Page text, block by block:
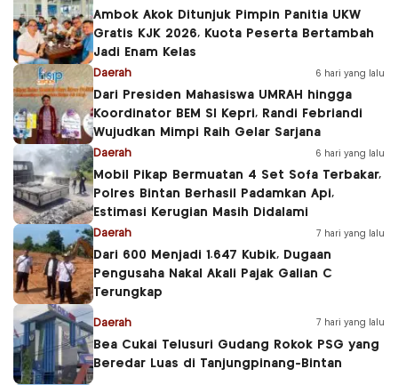
Ambok Akok Ditunjuk Pimpin Panitia UKW
Gratis KJK 2026, Kuota Peserta Bertambah
Jadi Enam Kelas
Daerah 6 hari yang lalu
Dari Presiden Mahasiswa UMRAH hingga
Koordinator BEM SI Kepri, Randi Febriandi
Wujudkan Mimpi Raih Gelar Sarjana
Daerah 6 hari yang lalu
Mobil Pikap Bermuatan 4 Set Sofa Terbakar,
Polres Bintan Berhasil Padamkan Api,
Estimasi Kerugian Masih Didalami
Daerah 7 hari yang lalu
Dari 600 Menjadi 1.647 Kubik, Dugaan
Pengusaha Nakal Akali Pajak Galian C
Terungkap
Daerah 7 hari yang lalu
Bea Cukai Telusuri Gudang Rokok PSG yang
Beredar Luas di Tanjungpinang-Bintan